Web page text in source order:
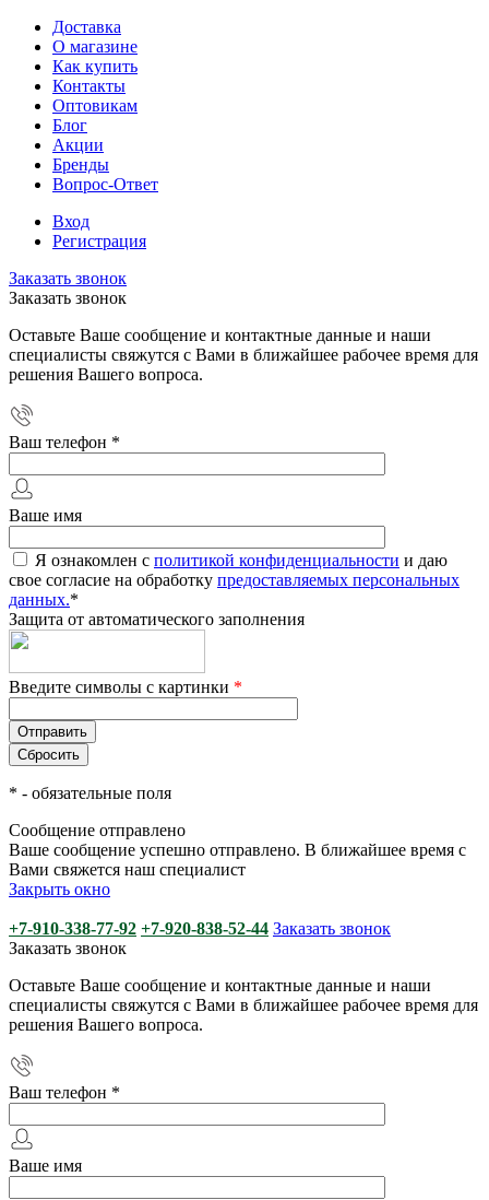
Доставка
О магазине
Как купить
Контакты
Оптовикам
Блог
Акции
Бренды
Вопрос-Ответ
Вход
Регистрация
Заказать звонок
Заказать звонок
Оставьте Ваше сообщение и контактные данные и наши
специалисты свяжутся с Вами в ближайшее рабочее время для
решения Вашего вопроса.
Ваш телефон *
Ваше имя
Я ознакомлен с политикой конфиденциальности и даю
свое согласие на обработку предоставляемых персональных
данных.*
Защита от автоматического заполнения
Введите символы с картинки *
* - обязательные поля
Сообщение отправлено
Ваше сообщение успешно отправлено. В ближайшее время с
Вами свяжется наш специалист
Закрыть окно
+7-910-338-77-92 +7-920-838-52-44 Заказать звонок
Заказать звонок
Оставьте Ваше сообщение и контактные данные и наши
специалисты свяжутся с Вами в ближайшее рабочее время для
решения Вашего вопроса.
Ваш телефон *
Ваше имя